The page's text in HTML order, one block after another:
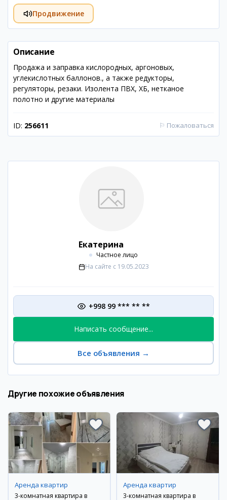
Продвижение
Описание
Продажа и заправка кислородных, аргоновых,
углекислотных баллонов., а также редукторы,
регуляторы, резаки. Изолента ПВХ, ХБ, нетканое
полотно и другие материалы
ID: 256611 ⚐ Пожаловаться
Екатерина
Частное лицо
На сайте с 19.05.2023
+998 99 *** ** **
Написать сообщение...
Все объявления →
Другие похожие объявления
Аренда квартир
3-комнатная квартира в
Аренда квартир
3-комнатная квартира в